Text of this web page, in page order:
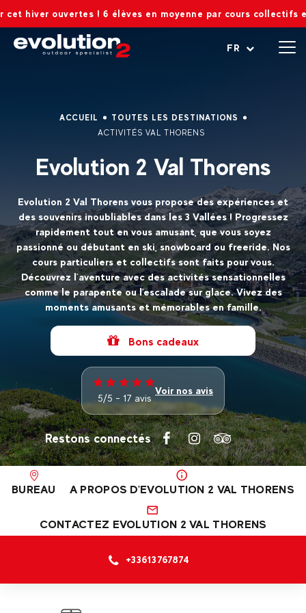
ouvertes ! 6 élèves en moyenne par cours collectifs et 8 max !
FR
Ouvrir le menu
ACCUEIL
TOUTES LES DESTINATIONS
ACTIVITÉS VAL THORENS
Evolution 2 Val Thorens
Evolution 2 Val Thorens vous propose des expériences et
des souvenirs inoubliables dans les 3 Vallées ! Progressez
rapidement tout en vous amusant, que vous soyez
passionné ou débutant en ski, snowboard ou freeride. Nos
cours particuliers et collectifs sont faits pour vous.
Découvrez l’aventure avec des activités sensationnelles
comme le parapente ou l'escalade sur glace. Vivez des
moments amusants et mémorables en famille.
Bons cadeaux
5/5 - 17 avis
Voir nos avis
Restons connectés
BUREAU A PROPOS D'EVOLUTION 2 VAL THORENS
CONTACTEZ EVOLUTION 2 VAL THORENS
+33613767874